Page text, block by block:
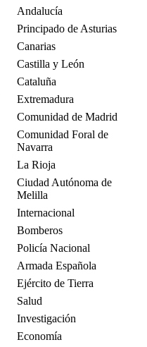
Andalucía
Principado de Asturias
Canarias
Castilla y León
Cataluña
Extremadura
Comunidad de Madrid
Comunidad Foral de
Navarra
La Rioja
Ciudad Autónoma de
Melilla
Internacional
Bomberos
Policía Nacional
Armada Española
Ejército de Tierra
Salud
Investigación
Economía